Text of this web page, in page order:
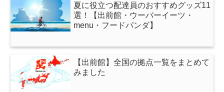
夏に役立つ配達員のおすすめグッズ11
選！【出前館・ウーバーイーツ・
menu・フードパンダ】
【出前館】全国の拠点一覧をまとめて
みました